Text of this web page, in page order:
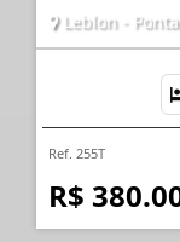
Leblon -
Ref. 255T
R$